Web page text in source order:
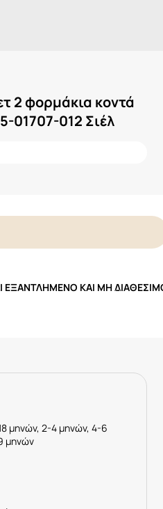
2 φορμάκια κοντά
01707-012 Σιέλ
ΕΞΑΝΤΛΗΜΈΝΟ ΚΑΙ ΜΗ
μηνών, 2-4 μηνών, 4-6
μηνών